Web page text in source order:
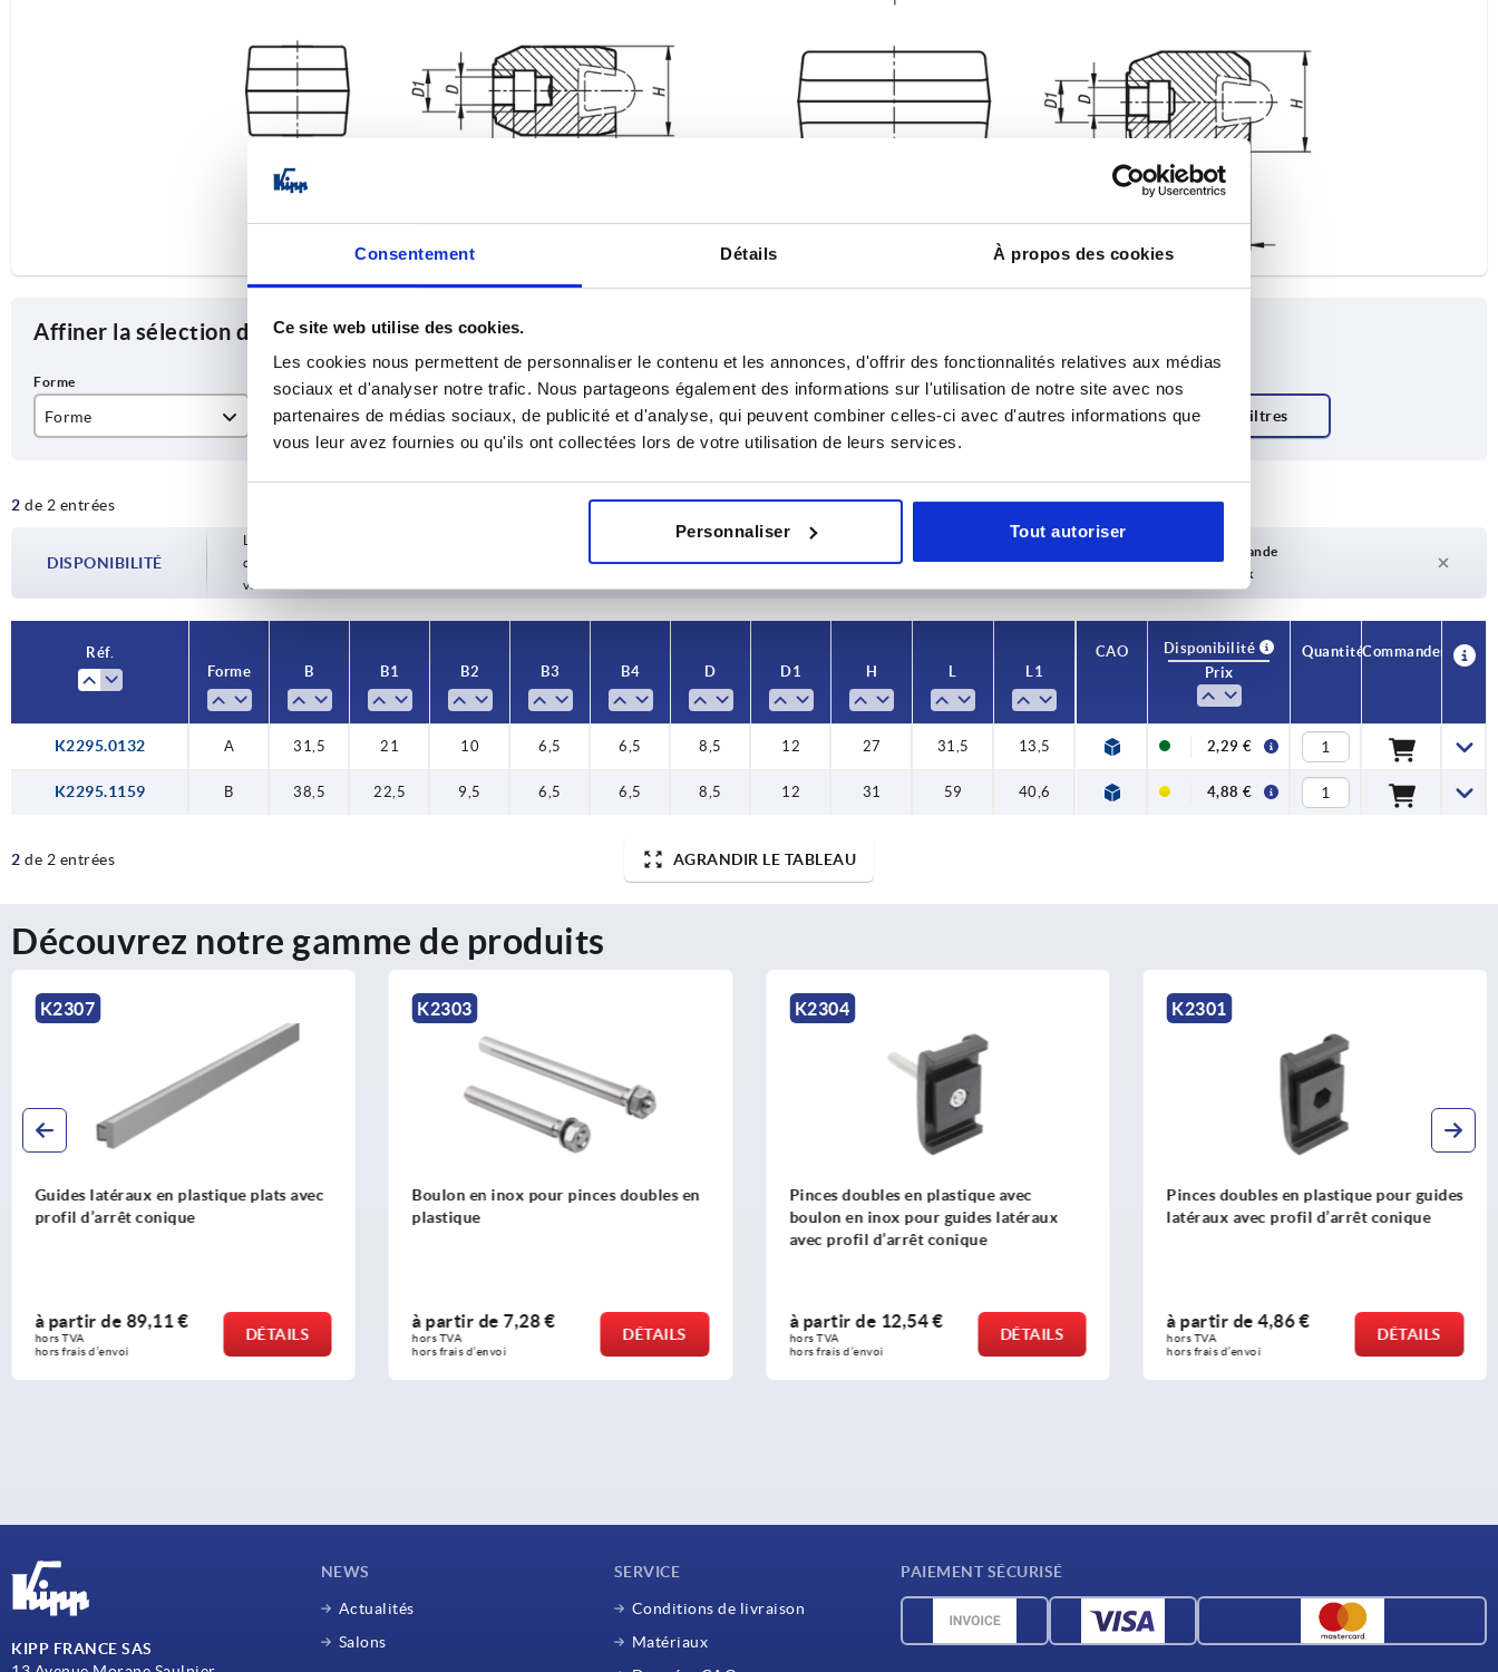
Consentement Détails À propos des cookies
Ce site web utilise des cookies.
Les cookies nous permettent de personnaliser le contenu et les annonces, d'offrir des fonctionnalités relatives aux médias
sociaux et d'analyser notre trafic. Nous partageons également des informations sur l'utilisation de notre site avec nos
partenaires de médias sociaux, de publicité et d'analyse, qui peuvent combiner celles-ci avec d'autres informations que
vous leur avez fournies ou qu'ils ont collectées lors de votre utilisation de leurs services.
Personnaliser Tout autoriser
Affiner la sélection des articles
Forme
B
B1 B2
10
B3
2 de 2 entrées AGRANDIR LE TABLEAU
DISPONIBILITÉ
Les disponibilités sont mises à jour plusieurs fois par jour à intervalles réguliers. La date
d’expédition confirmée vous est communiquée à l’étape finale, avant la finalisation de
votre commande.
Délai de livraison sur demande
Actuellement pas en stock
Réf.
Forme
B B1 B2 B3 B4 D D1 H L1
CAO
Disponibilité
Prix
QuantitéCommander
K2295.0132 A 31,5 21 10 6,5 6,5 8,5 12 27 31,5 13,5 2,29 €
K2295.1159 B 38,5 22,5 9,5 6,5 6,5 8,5 12 31 59 40,6 4,88 €
2 de 2 entrées AGRANDIR LE TABLEAU
Découvrez notre gamme de produits
K2307
Guides latéraux en plastique plats avec
profil d’arrêt conique
à partir de 89,11 €
hors TVA
hors frais d’envoi
DÉTAILS
K2303
Boulon en inox pour pinces doubles en
plastique
à partir de7,28 €
hors TVA
hors frais d’envoi
DÉTAILS
K2304
Pinces doubles en plastique avec
boulon en inox pour guides latéraux
avec profil d’arrêt conique
à partir de 12,54 €
hors TVA
hors frais d’envoi
DÉTAILS
K2301
Pinces doubles en plastique pour guides
latéraux avec profil d’arrêt conique
à partir de4,86 €
hors TVA
hors frais d’envoi
DÉTAILS
KIPP FRANCE SAS
NEWS
Actualités
Salons
SERVICE
Conditions de livraison
Matériaux
PAIEMENT SÉCURISÉ